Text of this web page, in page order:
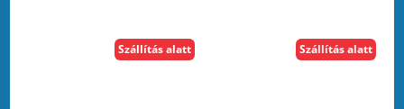
Szállítás alatt Szállítás alatt